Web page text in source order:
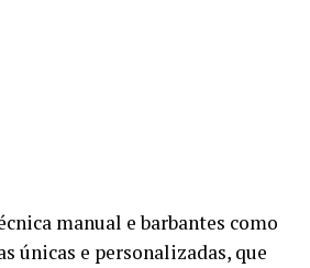
manual e barbantes como
únicas e personalizadas, que